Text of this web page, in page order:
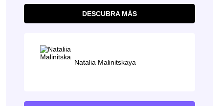
DESCUBRA MÁS
Natalia Malinitskaya